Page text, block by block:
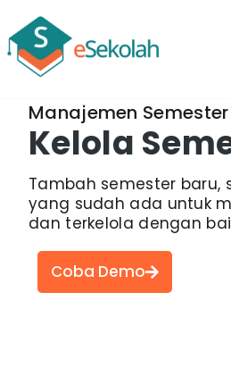
Manajemen Semester
Kelola
Tambah semester
yang sudah ada untuk
dan terkelola dengan
Coba Demo